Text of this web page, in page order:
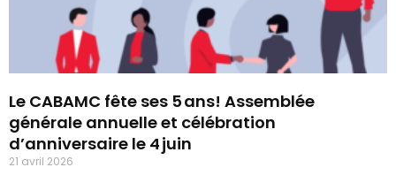
Le CABAMC fête ses 5 ans! Assemblée
générale annuelle et célébration
d’anniversaire le 4 juin
21 avril 2026